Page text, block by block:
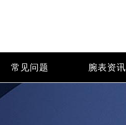
常见问题 腕表资讯